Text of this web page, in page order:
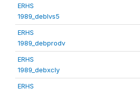
ERHS
1989_deblvs5
ERHS
1989_debprodv
ERHS
1989_debxcly
ERHS